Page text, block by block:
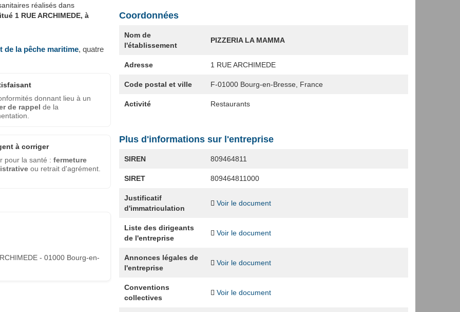
réalisés dans
1 RUE ARCHIMEDE, à
de la pêche maritime, quatre
donnant lieu à un
de rappel de la
à corriger
pour la santé : fermeture
ou retrait d'agrément.
- 01000 Bourg-en-
Coordonnées
Nom de
l'établissement
PIZZERIA LA MAMMA
Adresse 1 RUE ARCHIMEDE
Code postal et ville F-01000 Bourg-en-Bresse, France
Activité Restaurants
Plus d'informations sur l'entreprise
SIREN 809464811
SIRET 809464811000
Justificatif
d'immatriculation
Voir le document
Liste des dirigeants
de l'entreprise
Voir le document
Annonces légales de
l'entreprise
Voir le document
Conventions
collectives
Voir le document